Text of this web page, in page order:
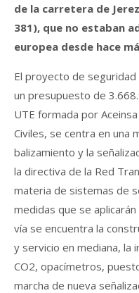
de la carretera de
381), que no estaban
europea desde hace
El proyecto de
un presupuesto de
UTE formada por
Civiles, se centra en una
balizamiento y la
la directiva de la Red
materia de sistemas de
medidas que se
vía se encuentra la
y servicio en mediana, la
CO2, opacímetros,
marcha de nueva